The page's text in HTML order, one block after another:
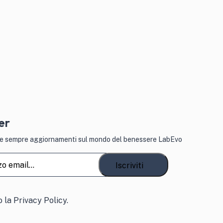
sempre aggiornamenti sul mondo del benessere LabEvo
la Privacy Policy.